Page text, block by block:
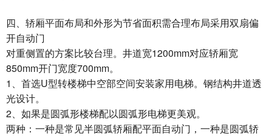
四、轿厢平面布局和外形为节省面积需合理布局采用双扇偏
开自动门
对重侧置的方案比较台理。井道宽1200mm对应轿厢宽
850mm开门宽度700mm。
1、首选U型转楼梯中空部空间安装家用电梯。钢结构井道透
光设计。
2、如果是圆弧形楼梯配以圆弧形电梯更美观。
两种：一种是常见半圆弧轿厢配平面自动门，一种是圆弧轿